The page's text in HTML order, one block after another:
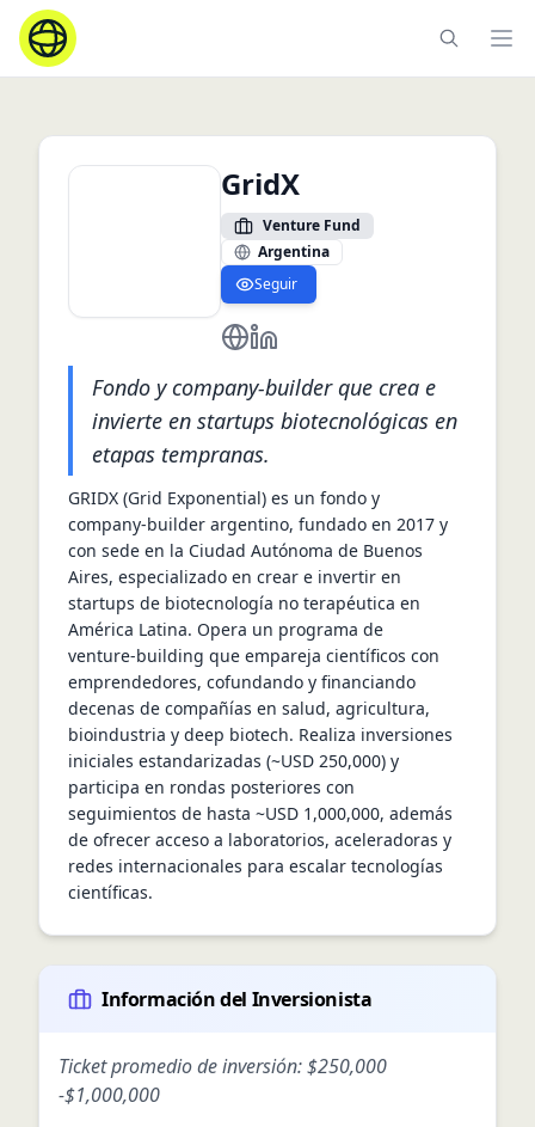
GridX
Venture Fund
Argentina
Seguir
https://www.gridexponential.com/
https://www.linkedin.com/
Fondo y company‑builder que crea e
invierte en startups biotecnológicas en
etapas tempranas.
GRIDX (Grid Exponential) es un fondo y
company‑builder argentino, fundado en 2017 y
con sede en la Ciudad Autónoma de Buenos
Aires, especializado en crear e invertir en
startups de biotecnología no terapéutica en
América Latina. Opera un programa de
venture‑building que empareja científicos con
emprendedores, cofundando y financiando
decenas de compañías en salud, agricultura,
bioindustria y deep biotech. Realiza inversiones
iniciales estandarizadas (~USD 250,000) y
participa en rondas posteriores con
seguimientos de hasta ~USD 1,000,000, además
de ofrecer acceso a laboratorios, aceleradoras y
redes internacionales para escalar tecnologías
científicas.
Información del Inversionista
Ticket promedio de inversión:$250,000
-$1,000,000